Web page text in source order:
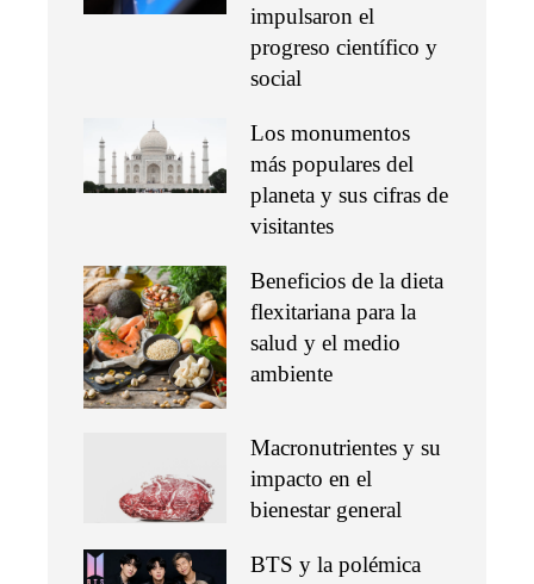
impulsaron el
progreso científico y
social
Los monumentos
más populares del
planeta y sus cifras de
visitantes
Beneficios de la dieta
flexitariana para la
salud y el medio
ambiente
Macronutrientes y su
impacto en el
bienestar general
BTS y la polémica